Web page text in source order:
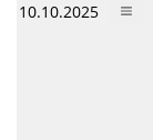
10.10.2025